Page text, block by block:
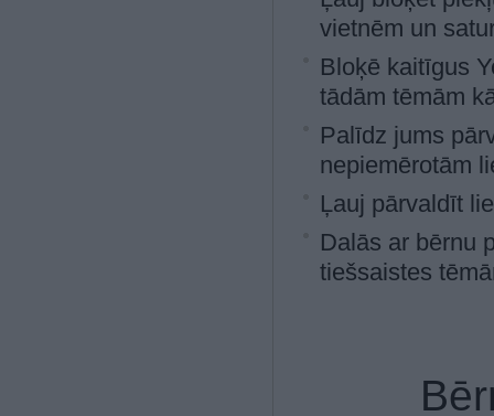
vietnēm un
Bloķē kaitīgus
tādām tēmām
Palīdz jums
nepiemērotām
Ļauj pārvaldīt
Dalās ar bērnu
tiešsaistes